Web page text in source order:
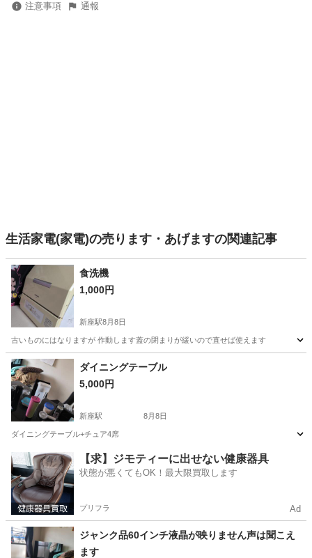
注意事項 通報
生活家電(家電)の売ります・あげますの関連記事
食洗機
1,000円
新座駅8月8日
古いものにはなりますが 作動します蓋の閉まりが緩いので直せば使えます
埼玉 新座市 新座駅 キッチン家電
ダイニングテーブル
5,000円
新座駅 8月8日
ダイニングテーブル+チュア4席
埼玉 新座市 新座駅 美容家電 ダイニング
【求】ジモティーに出せない健康器具
状態が悪くてもOK！最大限買取します
プリフラ Ad
ジャンク品60インチ液晶が映りません声は聞こえ
ます